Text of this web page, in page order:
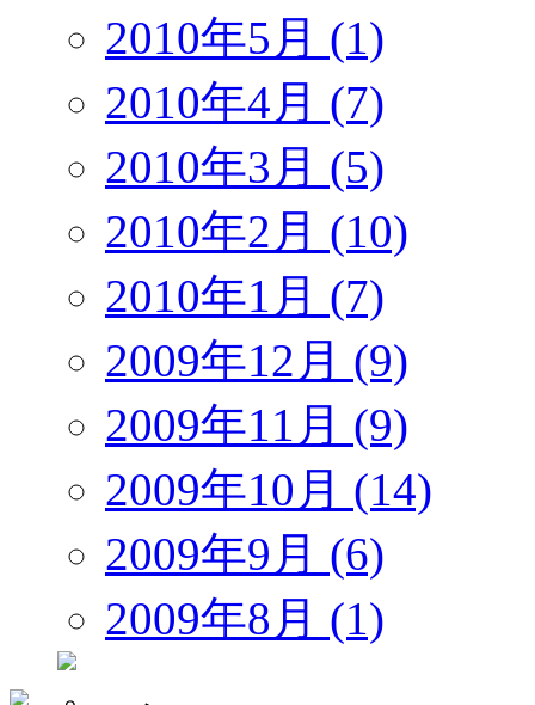
2010年5月 (1)
2010年4月 (7)
2010年3月 (5)
2010年2月 (10)
2010年1月 (7)
2009年12月 (9)
2009年11月 (9)
2009年10月 (14)
2009年9月 (6)
2009年8月 (1)